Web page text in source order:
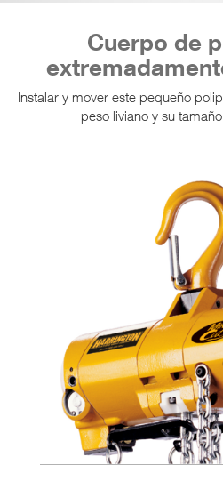
Cuerpo de
Instalar y mover este pequeño
peso liviano y su